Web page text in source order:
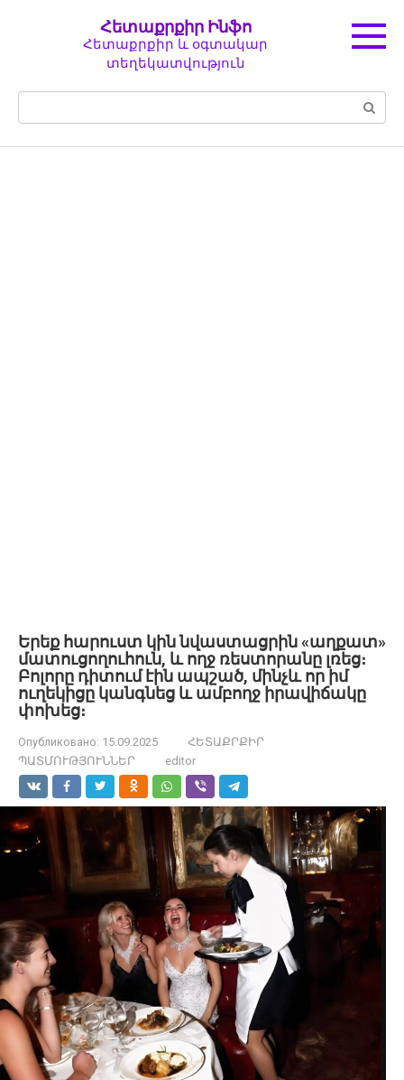
Հետաքրքիր Ինֆո
Հետաքրքիր և օգտակար
տեղեկատվություն
Երեք հարուստ կին նվաստացրին «աղքատ»
մատուցողուհուն, և ողջ ռեստորանը լռեց։
Բոլորը դիտում էին ապշած, մինչև որ իմ
ուղեկիցը կանգնեց և ամբողջ իրավիճակը
փոխեց։
Опубликовано: 15.09.2025
ՀԵՏԱՔՐՔԻՐ
ՊԱՏՄՈՒԹՅՈՒՆՆԵՐ
editor